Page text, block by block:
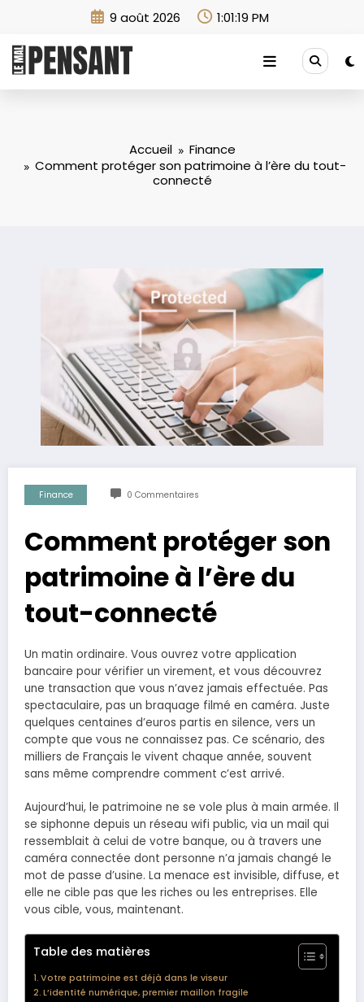
9 août 2026 1:01:21 PM
Accueil
Finance
Comment protéger son patrimoine à l’ère du tout-
connecté
Finance 0 Commentaires
Comment protéger son
patrimoine à l’ère du
tout-connecté
Un matin ordinaire. Vous ouvrez votre application
bancaire pour vérifier un virement, et vous découvrez
une transaction que vous n’avez jamais effectuée. Pas
spectaculaire, pas un braquage filmé en caméra. Juste
quelques centaines d’euros partis en silence, vers un
compte que vous ne connaissez pas. Ce scénario, des
milliers de Français le vivent chaque année, souvent
sans même comprendre comment c’est arrivé.
Aujourd’hui, le patrimoine ne se vole plus à main armée. Il
se siphonne depuis un réseau wifi public, via un mail qui
ressemblait à celui de votre banque, ou à travers une
caméra connectée dont personne n’a jamais changé le
mot de passe d’usine. La menace est invisible, diffuse, et
elle ne cible pas que les riches ou les entreprises. Elle
vous cible, vous, maintenant.
Table des matières
Votre patrimoine est déjà dans le viseur
L’identité numérique, premier maillon fragile